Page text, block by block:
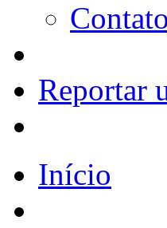
Contato
Reportar
Início